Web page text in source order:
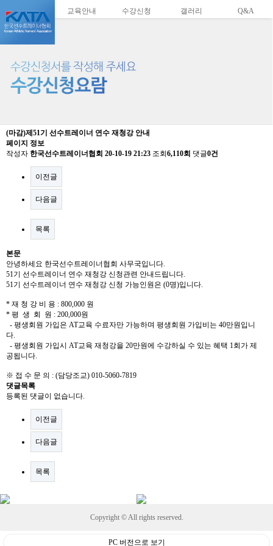
교육안내 수강신청 갤러리 Q&A
(마감)제51기 선수트레이너 연수 재청강 안내
페이지 정보
작성자 한국선수트레이너협회 20-10-19 21:23 조회 6,110회 댓글0건
이전글
다음글
목록
본문
안녕하세요 한국선수트레이너협회 사무국입니다.
51기 선수트레이너 연수 재청강 신청관련 안내드립니다.
51기 선수트레이너 연수 재청강 신청 가능인원은 (0명)입니다.
* 재 청 강 비 용 : 800,000 원
* 평 생 회 원 : 200,000원
- 평생회원 가입은 AT교육 수료자만 가능하며 평생회원 가입비는 40만원입니
다.
- 평생회원 가입시 AT교육 재청강을 20만원에 수강하실 수 있는 혜택 1회가 제
공됩니다.
※ 접 수 문 의 : (담당조교) 010-5060-7819
댓글목록
등록된 댓글이 없습니다.
이전글
다음글
목록
Copyright © All rights reserved.
PC 버전으로 보기